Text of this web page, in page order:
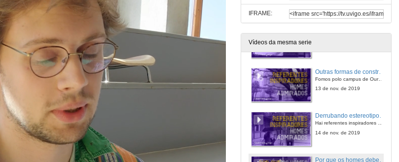
IFRAME:
Vídeos da mesma serie
Estudantes, profes e PAS do Campus de Vigo fálannos dos seus referentes máis admirados: homes que os fixeron mellores persoas
Fomos polo campus de Ourense e Pontevedra e preguntamos por aqueles homes que romperon esquemas, que fixeron cousas diferentes ás que se supoñía debía facer un home. E non hai que ir moi lonxe para iso: moitos pais e avós foron referentes dos homes cos que falamos.
13 de nov. de 2019
Derrubando estereotipos: máis aló do “machirulo”
Hai referentes inspiradores masculinos nos que os estudantes de hoxe, neste caso do campus de Ourense, se fixan polos seus valores, polas súas accións e reivindicacións e porque #masculinidadeconcordaconigualdade
14 de nov. de 2019